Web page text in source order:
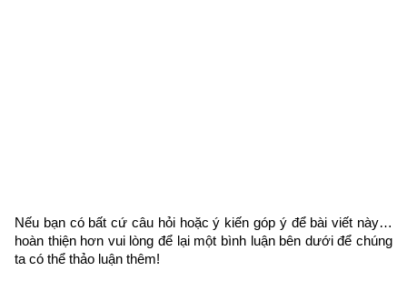
Nếu bạn có bất cứ câu hỏi hoặc ý kiến góp ý để bài viết này…
hoàn thiện hơn vui lòng để lại một bình luận bên dưới để chúng
ta có thể thảo luận thêm!